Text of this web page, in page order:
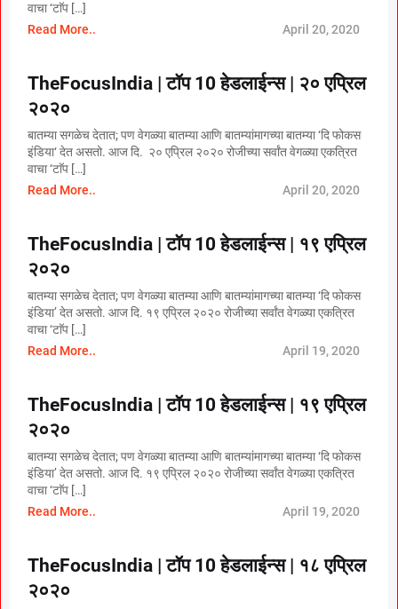
वाचा ‘टाॅप […]
Read More..
April 20, 2020
TheFocusIndia | टॉप 10 हेडलाईन्स | २० एप्रिल
२०२०
बातम्या सगळेच देतात; पण वेगळ्या बातम्या आणि बातम्यांमागच्या बातम्या ‘दि फोकस
इंडिया‘ देत असतो. आज दि. २० एप्रिल २०२० रोजीच्या सर्वांत वेगळ्या एकत्रित
वाचा ‘टाॅप […]
Read More..
April 20, 2020
TheFocusIndia | टॉप 10 हेडलाईन्स | १९ एप्रिल
२०२०
बातम्या सगळेच देतात; पण वेगळ्या बातम्या आणि बातम्यांमागच्या बातम्या ‘दि फोकस
इंडिया’ देत असतो. आज दि. १९ एप्रिल २०२० रोजीच्या सर्वांत वेगळ्या एकत्रित
वाचा ‘टाॅप […]
Read More..
April 19, 2020
TheFocusIndia | टॉप 10 हेडलाईन्स | १९ एप्रिल
२०२०
बातम्या सगळेच देतात; पण वेगळ्या बातम्या आणि बातम्यांमागच्या बातम्या ‘दि फोकस
इंडिया’ देत असतो. आज दि. १९ एप्रिल २०२० रोजीच्या सर्वांत वेगळ्या एकत्रित
वाचा ‘टाॅप […]
Read More..
April 19, 2020
TheFocusIndia | टॉप 10 हेडलाईन्स | १८ एप्रिल
२०२०